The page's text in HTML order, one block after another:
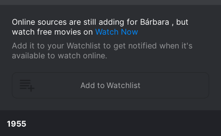
Online sources are still adding for Bárbara , but
watch free movies on Watch Now
Add it to your Watchlist to get notified when it's
available to watch online.
1955